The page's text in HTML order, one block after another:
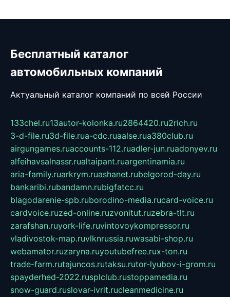
Бесплатный каталог
автомобильных компаний
Актуальный каталог компаний по всей России
133chel.ru13autor-kolonka.ru2864420.ru2rich.ru
3-d-file.ru3d-file.rua-cdc.ruaalse.rua380club.ru
airgungames.ruaccounts-112.ruadler-jun.ruadonyev.ru
alfeihavsalnassr.rualtaipant.ruargentinamia.ru
aria-family.ruarkrym.ruashanet.rubelgorod-day.ru
bankaribi.rubandamn.rubigfatcc.ru
blagodarenie-spb.ruborodino-media.rucard-voice.ru
cardvoice.ruzed-online.ruzvonitut.ruzebra-tlt.ru
zarafshan.ruyork-life.ruvintovoykompressor.ru
vladivostok-map.ruvlknrussia.ruwasabi-shop.ru
webamator.ruzaryna.ruyoutubefree.rux-ton.ru
trade-farm.rutajuncos.rutaksu.rutor-lyubov-i-grom.ru
spayderhed-2022.rusplclub.rustoppamedia.ru
snow-guard.ruslovar-ivrit.rucleanmedicine.ru